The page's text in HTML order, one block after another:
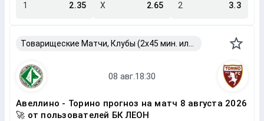
1 2.35 X 2.65 2 3.3
Авеллино - Торино прогноз на матч 8 августа 2026
🚀 от пользователей БК ЛЕОН